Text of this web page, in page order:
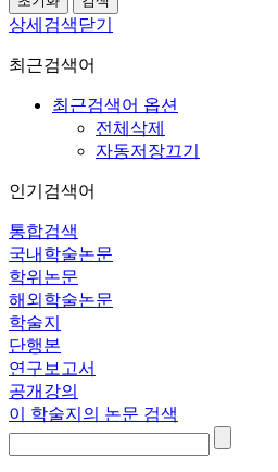
상세검색닫기
최근검색어
최근검색어 옵션
전체삭제
자동저장끄기
인기검색어
통합검색
국내학술논문
학위논문
해외학술논문
학술지
단행본
연구보고서
공개강의
이 학술지의 논문 검색